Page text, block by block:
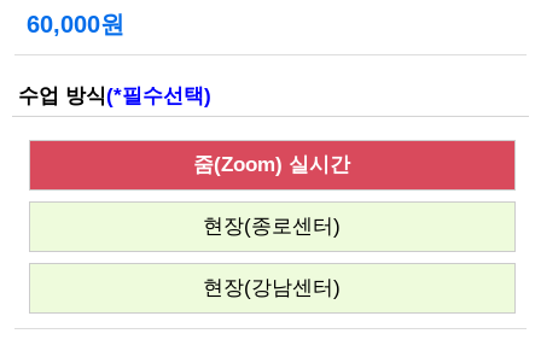
60,000원
수업 방식(*필수선택)
줌(Zoom) 실시간
현장(종로센터)
현장(강남센터)